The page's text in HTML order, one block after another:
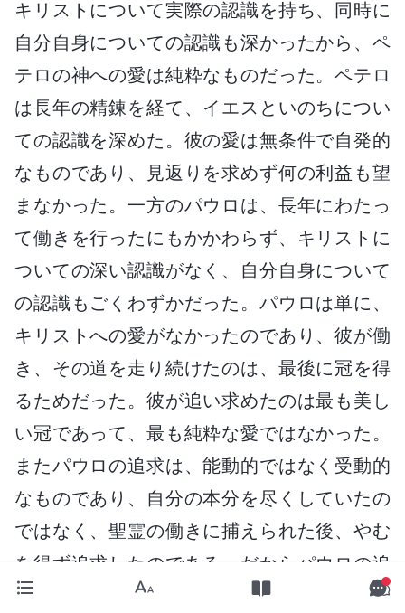
キリストについて実際の認識を持ち、同時に
自分自身についての認識も深かったから、ペ
テロの神への愛は純粋なものだった。ペテロ
は長年の精錬を経て、イエスといのちについ
ての認識を深めた。彼の愛は無条件で自発的
なものであり、見返りを求めず何の利益も望
まなかった。一方のパウロは、長年にわたっ
て働きを行ったにもかかわらず、キリストに
ついての深い認識がなく、自分自身について
の認識もごくわずかだった。パウロは単に、
キリストへの愛がなかったのであり、彼が働
き、その道を走り続けたのは、最後に冠を得
るためだった。彼が追い求めたのは最も美し
い冠であって、最も純粋な愛ではなかった。
またパウロの追求は、能動的ではなく受動的
なものであり、自分の本分を尽くしていたの
ではなく、聖霊の働きに捕えられた後、やむ
を得ず追求したのである。だからパウロの追
求は、彼が神の被造物としてふさわしいとい